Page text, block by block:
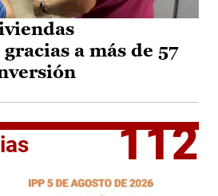
a más de 57
112